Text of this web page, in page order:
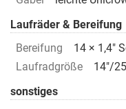
Laufräder & Bereifung
Bereifung
14 × 1,4"
Laufradgröße
14"/
sonstiges